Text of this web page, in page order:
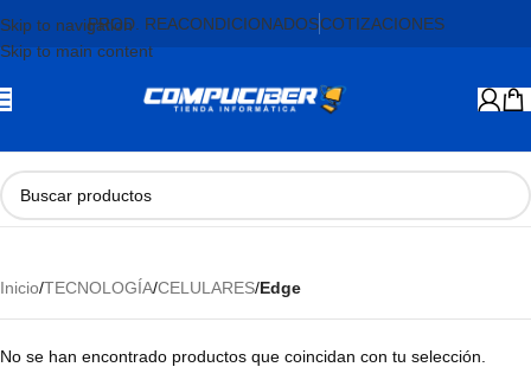
Skip to navigation
Skip to main content
PROD. REACONDICIONADOSCOTIZACIONES
Inicio/TECNOLOGÍA/CELULARES/Edge
No se han encontrado productos que coincidan con tu selección.